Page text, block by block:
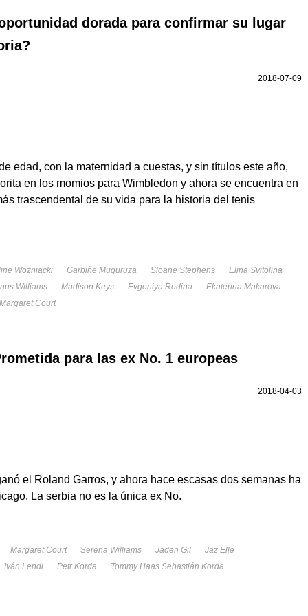
dorada para confirmar su lugar
2018-07-09
edad, con la maternidad a cuestas, y sin títulos este año,
en los momios para Wimbledon y ahora se encuentra en
trascendental de su vida para la historia del tenis
Wozniacki Garbiñe Muguruza Sloane Stephens
Elina Svitolina
Williams
Madison Keys Evgeniya Rodina
Ekaterina Makarova
Margaret Court
para las ex No. 1 europeas
2018-04-03
el Roland Garros, y ahora hace escasas dos semanas ha
La serbia no es la única ex No.
Margaret Court Serena Williams Jaden Gil
Jaz Elle
Iván Lendl
Petr Korda Tommy Haas Sebastián Korda